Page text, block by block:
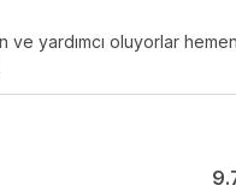
yardımcı oluyorlar